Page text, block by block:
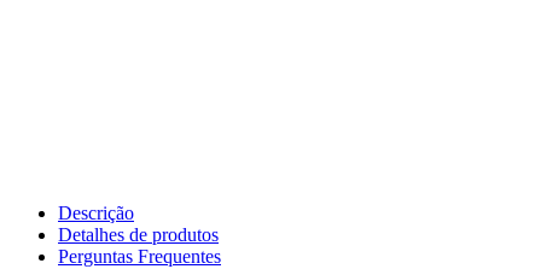
Descrição
Detalhes de produtos
Perguntas Frequentes